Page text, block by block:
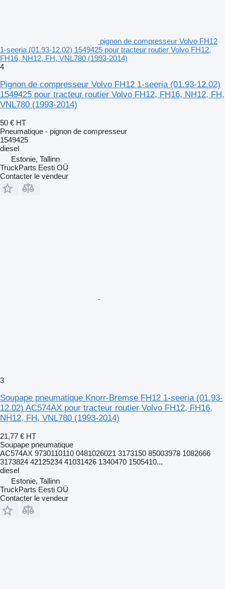
pignon de compresseur Volvo FH12
1-seeria (01.93-12.02) 1549425 pour tracteur routier Volvo FH12,
FH16, NH12, FH, VNL780 (1993-2014)
4
Pignon de compresseur Volvo FH12 1-seeria (01.93-12.02)
1549425 pour tracteur routier Volvo FH12, FH16, NH12, FH,
VNL780 (1993-2014)
50 € HT
Pneumatique - pignon de compresseur
1549425
diesel
Estonie, Tallinn
TruckParts Eesti OÜ
Contacter le vendeur
3
Soupape pneumatique Knorr-Bremse FH12 1-seeria (01.93-
12.02) AC574AX pour tracteur routier Volvo FH12, FH16,
NH12, FH, VNL780 (1993-2014)
21,77 € HT
Soupape pneumatique
AC574AX 9730110110 0481026021 3173150 85003978 1082666
3173824 42125234 41031426 1340470 1505410...
diesel
Estonie, Tallinn
TruckParts Eesti OÜ
Contacter le vendeur